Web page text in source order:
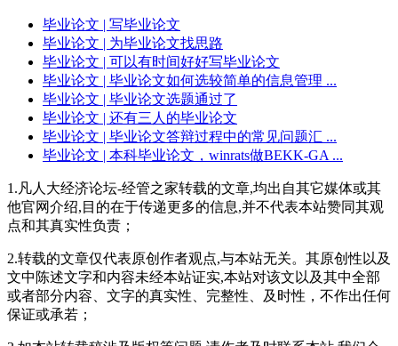
毕业论文 | 写毕业论文
毕业论文 | 为毕业论文找思路
毕业论文 | 可以有时间好好写毕业论文
毕业论文 | 毕业论文如何选较简单的信息管理 ...
毕业论文 | 毕业论文选题通过了
毕业论文 | 还有三人的毕业论文
毕业论文 | 毕业论文答辩过程中的常见问题汇 ...
毕业论文 | 本科毕业论文，winrats做BEKK-GA ...
1.凡人大经济论坛-经管之家转载的文章,均出自其它媒体或其
他官网介绍,目的在于传递更多的信息,并不代表本站赞同其观
点和其真实性负责；
2.转载的文章仅代表原创作者观点,与本站无关。其原创性以及
文中陈述文字和内容未经本站证实,本站对该文以及其中全部
或者部分内容、文字的真实性、完整性、及时性，不作出任何
保证或承若；